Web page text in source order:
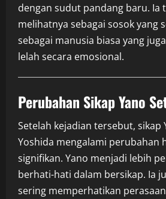
dengan sudut pandang baru. Ia
melihatnya sebagai sosok yang
sebagai manusia biasa yang
lelah secara emosional.
Perubahan Sikap Yano
Setelah kejadian tersebut, sikap
Yoshida mengalami perubahan
signifikan. Yano menjadi lebih
berhati-hati dalam bersikap. Ia
sering memperhatikan